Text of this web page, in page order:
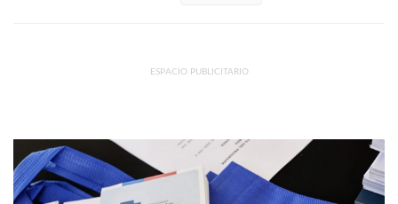
ESPACIO PUBLICITARIO